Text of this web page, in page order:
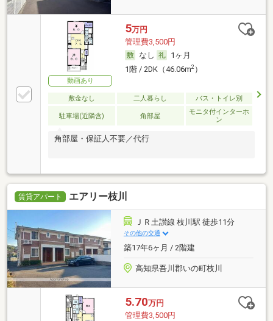
動画あり
5万円
管理費3,500円
なし
1ヶ月
1階 / 2DK（46.06m2）
敷金なし 二人暮らし バス・トイレ別
駐車場(近隣含) 角部屋
モニタ付インターホ
ン
角部屋・保証人不要／代行
賃貸アパート エアリー枝川
ＪＲ土讃線 枝川駅 徒歩11分
その他の交通
築17年6ヶ月 / 2階建
高知県吾川郡いの町枝川
5.70万円
管理費3,500円